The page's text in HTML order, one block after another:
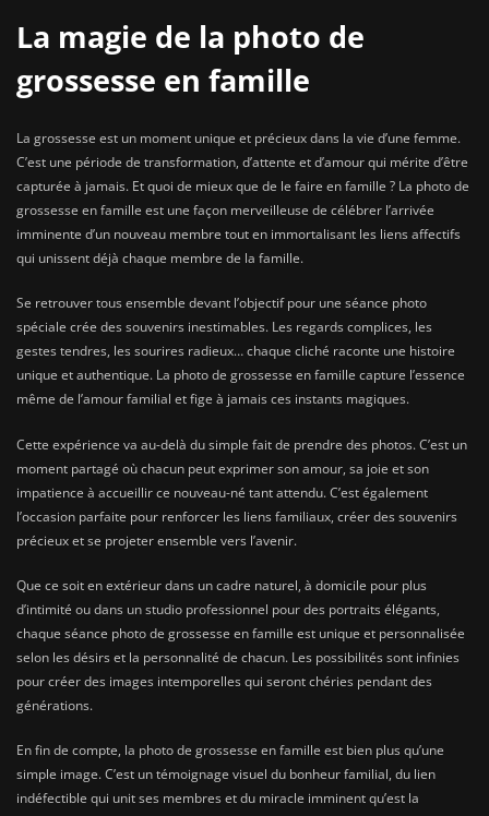
La magie de la photo de
grossesse en famille
La grossesse est un moment unique et précieux dans la vie d’une femme.
C’est une période de transformation, d’attente et d’amour qui mérite d’être
capturée à jamais. Et quoi de mieux que de le faire en famille ? La photo de
grossesse en famille est une façon merveilleuse de célébrer l’arrivée
imminente d’un nouveau membre tout en immortalisant les liens affectifs
qui unissent déjà chaque membre de la famille.
Se retrouver tous ensemble devant l’objectif pour une séance photo
spéciale crée des souvenirs inestimables. Les regards complices, les
gestes tendres, les sourires radieux… chaque cliché raconte une histoire
unique et authentique. La photo de grossesse en famille capture l’essence
même de l’amour familial et fige à jamais ces instants magiques.
Cette expérience va au-delà du simple fait de prendre des photos. C’est un
moment partagé où chacun peut exprimer son amour, sa joie et son
impatience à accueillir ce nouveau-né tant attendu. C’est également
l’occasion parfaite pour renforcer les liens familiaux, créer des souvenirs
précieux et se projeter ensemble vers l’avenir.
Que ce soit en extérieur dans un cadre naturel, à domicile pour plus
d’intimité ou dans un studio professionnel pour des portraits élégants,
chaque séance photo de grossesse en famille est unique et personnalisée
selon les désirs et la personnalité de chacun. Les possibilités sont infinies
pour créer des images intemporelles qui seront chéries pendant des
générations.
En fin de compte, la photo de grossesse en famille est bien plus qu’une
simple image. C’est un témoignage visuel du bonheur familial, du lien
indéfectible qui unit ses membres et du miracle imminent qu’est la